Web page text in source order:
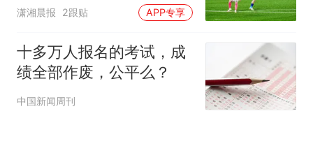
潇湘晨报 2跟贴 APP专享
十多万人报名的考试，成
绩全部作废，公平么？
中国新闻周刊